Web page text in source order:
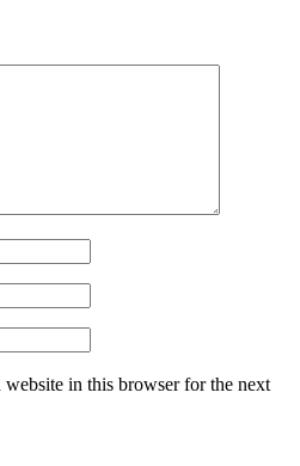
website in this browser for the next